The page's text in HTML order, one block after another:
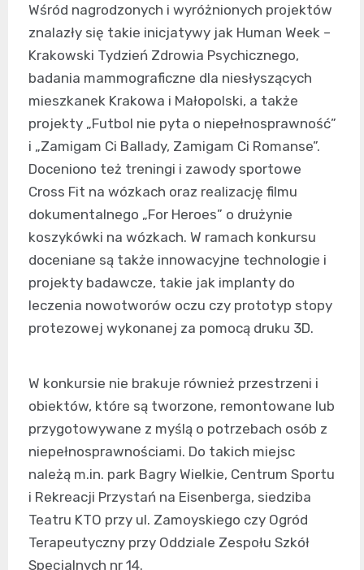
Wśród nagrodzonych i wyróżnionych projektów
znalazły się takie inicjatywy jak Human Week –
Krakowski Tydzień Zdrowia Psychicznego,
badania mammograficzne dla niesłyszących
mieszkanek Krakowa i Małopolski, a także
projekty „Futbol nie pyta o niepełnosprawność”
i „Zamigam Ci Ballady, Zamigam Ci Romanse”.
Doceniono też treningi i zawody sportowe
Cross Fit na wózkach oraz realizację filmu
dokumentalnego „For Heroes” o drużynie
koszykówki na wózkach. W ramach konkursu
doceniane są także innowacyjne technologie i
projekty badawcze, takie jak implanty do
leczenia nowotworów oczu czy prototyp stopy
protezowej wykonanej za pomocą druku 3D.
W konkursie nie brakuje również przestrzeni i
obiektów, które są tworzone, remontowane lub
przygotowywane z myślą o potrzebach osób z
niepełnosprawnościami. Do takich miejsc
należą m.in. park Bagry Wielkie, Centrum Sportu
i Rekreacji Przystań na Eisenberga, siedziba
Teatru KTO przy ul. Zamoyskiego czy Ogród
Terapeutyczny przy Oddziale Zespołu Szkół
Specjalnych nr 14.